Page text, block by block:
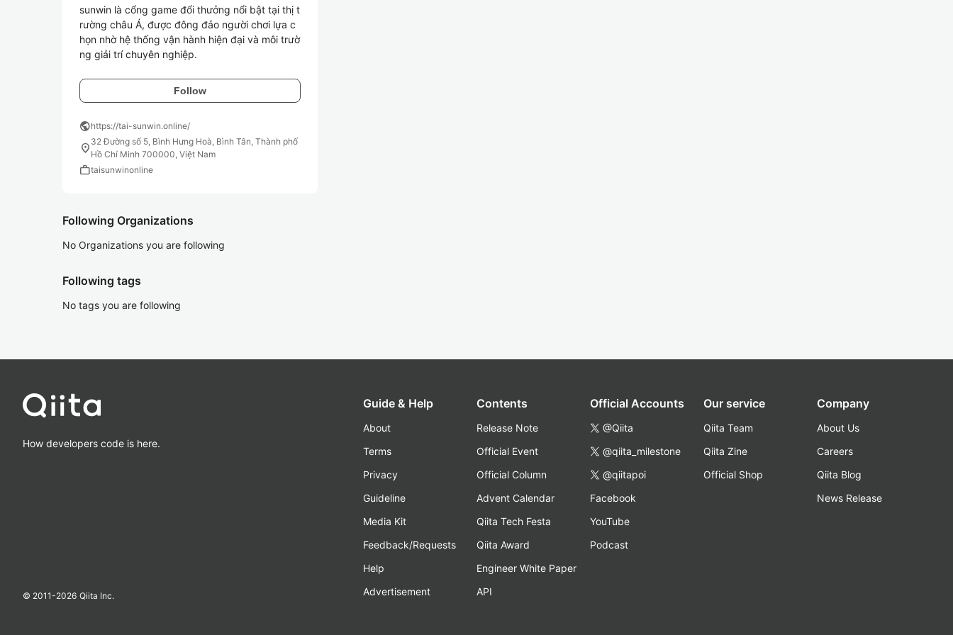
sunwin là cổng game đổi thưởng nổi bật tại thị t
rường châu Á, được đông đảo người chơi lựa c
họn nhờ hệ thống vận hành hiện đại và môi trườ
ng giải trí chuyên nghiệp.
Follow
publichttps://tai-sunwin.online/
location_on 32 Đường số 5, Bình Hưng Hoà, Bình Tân, Thành phố
Hồ Chí Minh 700000, Việt Nam
worktaisunwinonline
Following Organizations
No Organizations you are following
Following tags
No tags you are following
How developers code is here.
© 2011-2026 Qiita Inc.
Guide & Help
About
Terms
Privacy
Guideline
Media Kit
Feedback/Requests
Help
Advertisement
Contents
Release Note
Official Event
Official Column
Advent Calendar
Qiita Tech Festa
Qiita Award
Engineer White Paper
API
Official Accounts
@Qiita
@qiita_milestone
@qiitapoi
Facebook
YouTube
Podcast
Our service
Qiita Team
Qiita Zine
Official Shop
Company
About Us
Careers
Qiita Blog
News Release